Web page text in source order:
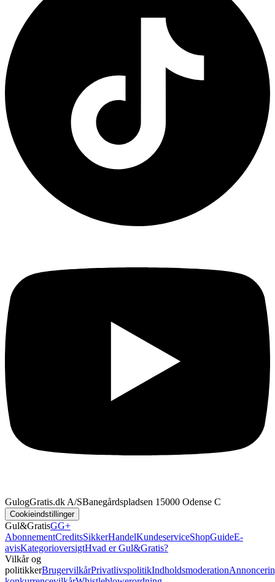
GulogGratis.dk A/SBanegårdspladsen 1 5000 Odense C
Cookieindstillinger
Gul&GratisGG+
AbonnementCreditsSikkerHandelKundeserviceShopGuideE-
avisKategorioversigtHvad er Gul&Gratis?
Vilkår og
politikkerBrugervilkårPrivatlivspolitikIndholdsmoderation